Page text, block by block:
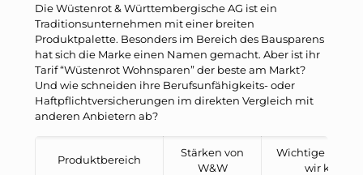
Die Wüstenrot & Württembergische AG ist ein
Traditionsunternehmen mit einer breiten
Produktpalette. Besonders im Bereich des Bausparens
hat sich die Marke einen Namen gemacht. Aber ist ihr
Tarif “Wüstenrot Wohnsparen” der beste am Markt?
Und wie schneiden ihre Berufsunfähigkeits- oder
Haftpflichtversicherungen im direkten Vergleich mit
anderen Anbietern ab?
Produktbereich
Stärken von
W&W
Wichtige
wir klären